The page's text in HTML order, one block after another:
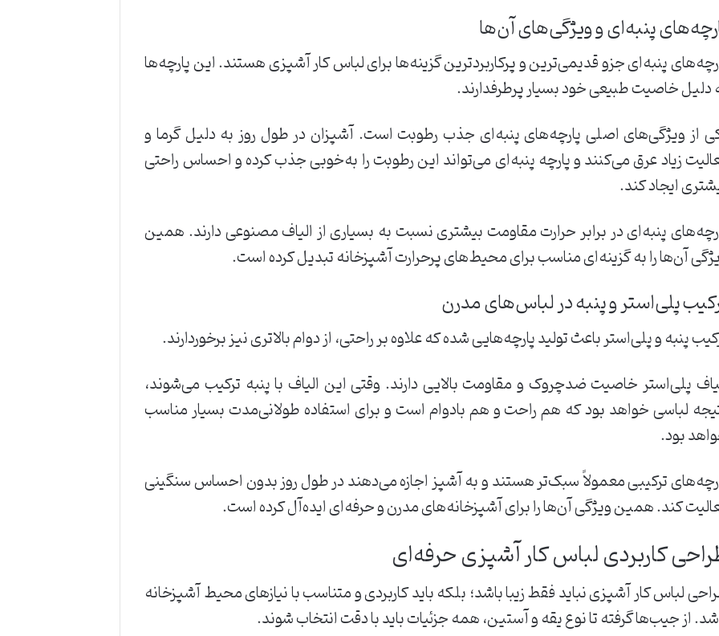
پنبه‌ای و ویژگی‌های آن‌ها
پنبه‌ای جزو قدیمی‌ترین و پرکاربردترین گزینه‌ها برای لباس کار آشپزی هستند. این پارچه‌ها
دلیل خاصیت طبیعی خود بسیار پرطرفدارند.
از ویژگی‌های اصلی پارچه‌های پنبه‌ای جذب رطوبت است. آشپزان در طول روز به دلیل گرما و
زیاد عرق می‌کنند و پارچه پنبه‌ای می‌تواند این رطوبت را به‌خوبی جذب کرده و احساس راحتی
ایجاد کند.
پنبه‌ای در برابر حرارت مقاومت بیشتری نسبت به بسیاری از الیاف مصنوعی دارند. همین
آن‌ها را به گزینه‌ای مناسب برای محیط‌های پرحرارت آشپزخانه تبدیل کرده است.
پلی‌استر و پنبه در لباس‌های مدرن
پنبه و پلی‌استر باعث تولید پارچه‌هایی شده که علاوه بر راحتی، از دوام بالاتری نیز برخوردارند.
پلی‌استر خاصیت ضدچروک و مقاومت بالایی دارند. وقتی این الیاف با پنبه ترکیب می‌شوند،
لباسی خواهد بود که هم راحت و هم بادوام است و برای استفاده طولانی‌مدت بسیار مناسب
بود.
ترکیبی معمولاً سبک‌تر هستند و به آشپز اجازه می‌دهند در طول روز بدون احساس سنگینی
کند. همین ویژگی آن‌ها را برای آشپزخانه‌های مدرن و حرفه‌ای ایده‌آل کرده است.
کاربردی لباس کار آشپزی حرفه‌ای
لباس کار آشپزی نباید فقط زیبا باشد؛ بلکه باید کاربردی و متناسب با نیازهای محیط آشپزخانه
از جیب‌ها گرفته تا نوع یقه و آستین، همه جزئیات باید با دقت انتخاب شوند.